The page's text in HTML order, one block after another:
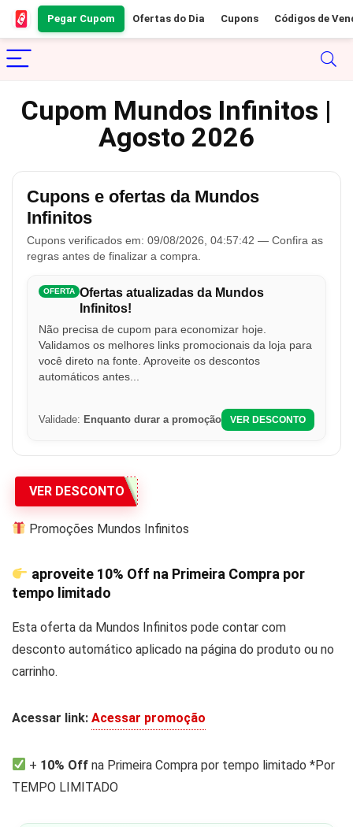
Pegar Cupom Ofertas do Dia Cupons Códigos de
Cupom Mundos Infinitos |
Agosto 2026
Cupons e ofertas da Mundos
Infinitos
Cupons verificados em: 09/08/2026, 04:57:42 — Confira as
regras antes de finalizar a compra.
OFERTA Ofertas atualizadas da Mundos
Infinitos!
Não precisa de cupom para economizar hoje.
Validamos os melhores links promocionais da loja para
você direto na fonte. Aproveite os descontos
automáticos antes...
Validade: Enquanto durar a promoção VER DESCONTO
VER DESCONTO
Promoções Mundos Infinitos
aproveite 10% Off na Primeira Compra por
tempo limitado
Esta oferta da Mundos Infinitos pode contar com
desconto automático aplicado na página do produto ou no
carrinho.
Acessar link: Acessar promoção
+ 10% Off na Primeira Compra por tempo limitado *Por
TEMPO LIMITADO